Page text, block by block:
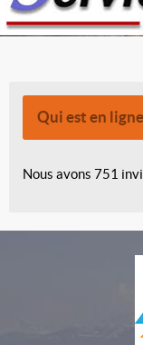
Qui est en ligne
Nous avons 751